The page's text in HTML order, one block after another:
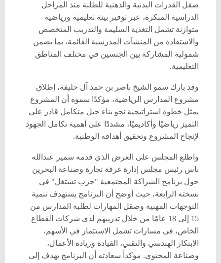
صقل القدرات البدنية والذهنية للطلبة منذ المراحل
الدراسية المبكرة، عبر توفير بيئة تعليمية ورياضية
متوازنة تشمل التغذية السليمة والتدريب المتخصص
والاستفادة من المنشآت المدرسية القائمة، بما يضمن
شمولية المشاركة بين الجنسين في مختلف المناطق
التعليمية.
وقد بارك سمو الشيخ ناصر بن حمد آل خليفة، إطلاق
مشروع المدارس الرياضية، مؤكدًا سموه أن المشروع
يمثل خطوة استراتيجية نحو بناء جيل متكامل قادر على
التميز رياضيًا وأكاديميًا، مشددًا على أهمية تكامل الجهود
لإنجاح المشروع وتحقيق أهدافه الوطنية.
واطلع المجلس على العرض الذي قدمه سمير عبدالله
ناس رئيس مجلس إدارة غرفة تجارة وصناعة البحرين
حول برنامج الشراكة المجتمعية "جرب تشتغل" في
نسخته الرابعة، حيث أوضح أن البرنامج يستهدف تنمية
التوجهات المهنية وصقل المهارات لطلبة المدارس من
15 إلى 18 عامًا من خلال تدريبهم لدى شركات القطاع
الخاص، في مسارات تشمل الاستثمار في الأسهم،
الابتكار الهندسي والتقني، القيادة وريادة الأعمال،
وصناعة المحتوى. مؤكداً سعادته أن البرنامج يهدف إلى